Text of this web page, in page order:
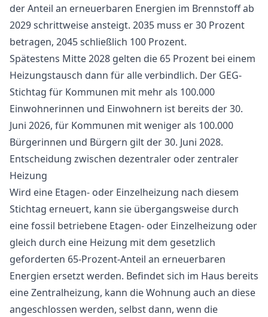
der Anteil an erneuerbaren Energien im Brennstoff ab
2029 schrittweise ansteigt. 2035 muss er 30 Prozent
betragen, 2045 schließlich 100 Prozent.
Spätestens Mitte 2028 gelten die 65 Prozent bei einem
Heizungstausch dann für alle verbindlich. Der GEG-
Stichtag für Kommunen mit mehr als 100.000
Einwohnerinnen und Einwohnern ist bereits der 30.
Juni 2026, für Kommunen mit weniger als 100.000
Bürgerinnen und Bürgern gilt der 30. Juni 2028.
Entscheidung zwischen dezentraler oder zentraler
Heizung
Wird eine Etagen- oder Einzelheizung nach diesem
Stichtag erneuert, kann sie übergangsweise durch
eine fossil betriebene Etagen- oder Einzelheizung oder
gleich durch eine Heizung mit dem gesetzlich
geforderten 65-Prozent-Anteil an erneuerbaren
Energien ersetzt werden. Befindet sich im Haus bereits
eine Zentralheizung, kann die Wohnung auch an diese
angeschlossen werden, selbst dann, wenn die